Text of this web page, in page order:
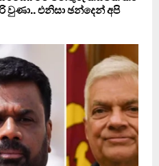
වුණා.. එනිසා ඡන්දෙන් අපි